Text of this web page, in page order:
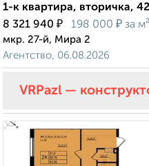
1-к квартира, вторичка,
8 321 940 ₽ 198 000 ₽ за м²
мкр. 27-й, Мира 2
Агентство, 06.08.2026
VRPazl —